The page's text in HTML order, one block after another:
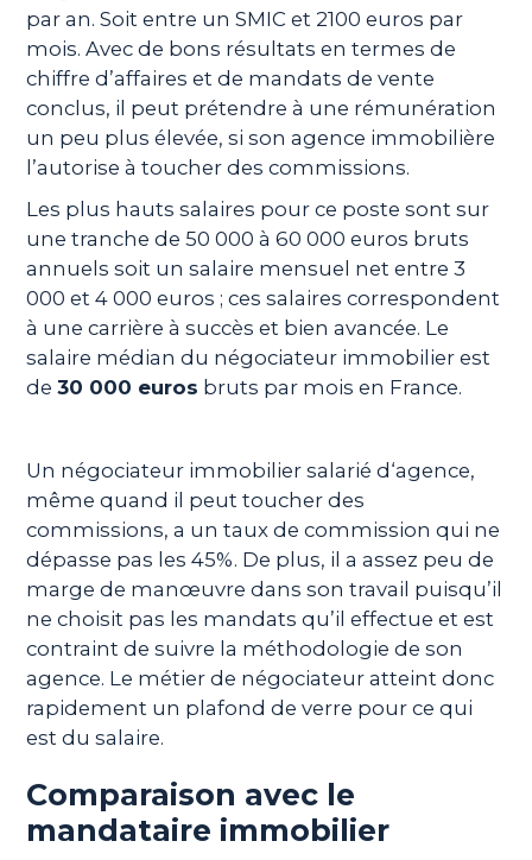
par an. Soit entre un SMIC et 2100 euros par
mois. Avec de bons résultats en termes de
chiffre d’affaires et de mandats de vente
conclus, il peut prétendre à une rémunération
un peu plus élevée, si son agence immobilière
l’autorise à toucher des commissions.
Les plus hauts salaires pour ce poste sont sur
une tranche de 50 000 à 60 000 euros bruts
annuels soit un salaire mensuel net entre 3
000 et 4 000 euros ; ces salaires correspondent
à une carrière à succès et bien avancée. Le
salaire médian du négociateur immobilier est
de30 000 euros bruts par mois en France.
Un négociateur immobilier salarié d‘agence,
même quand il peut toucher des
commissions, a un taux de commission qui ne
dépasse pas les 45%. De plus, il a assez peu de
marge de manœuvre dans son travail puisqu’il
ne choisit pas les mandats qu’il effectue et est
contraint de suivre la méthodologie de son
agence. Le métier de négociateur atteint donc
rapidement un plafond de verre pour ce qui
est du salaire.
Comparaison avec le
mandataire immobilier